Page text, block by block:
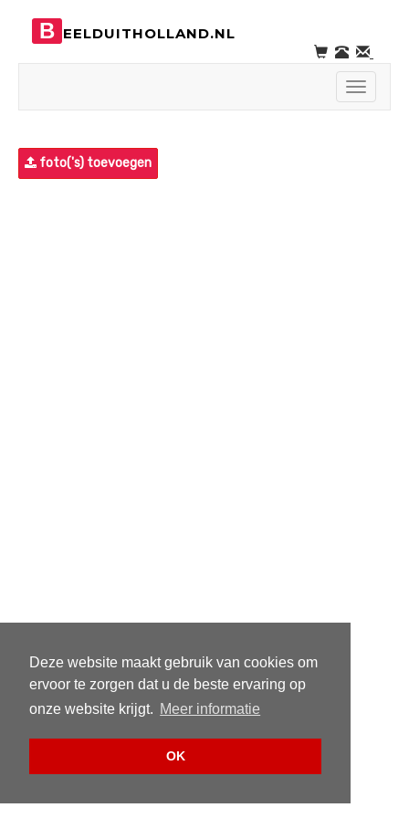
Deze website maakt gebruik van cookies om
ervoor te zorgen dat u de beste ervaring op
onze website krijgt. Meer informatie
OK
B EELDUITHOLLAND.NL
Toggle
foto('s) toevoegen